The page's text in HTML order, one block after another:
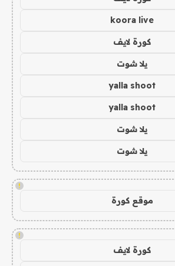
koora live
كورة لايف
يلا شوت
yalla shoot
yalla shoot
يلا شوت
يلا شوت
!
موقع كورة
!
كورة لايف